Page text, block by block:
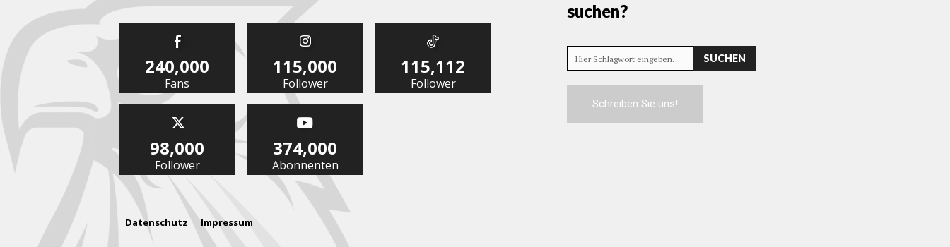
240,000
Fans
115,000
Follower
115,112
Follower
98,000
Follower
374,000
Abonnenten
suchen?
Hier Schlagwort eingeben… SUCHEN
Schreiben Sie uns!
Datenschutz Impressum